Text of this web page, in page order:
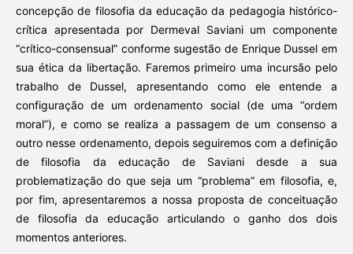
concepção de filosofia da educação da pedagogia histórico-
crítica apresentada por Dermeval Saviani um componente
“crítico-consensual” conforme sugestão de Enrique Dussel em
sua ética da libertação. Faremos primeiro uma incursão pelo
trabalho de Dussel, apresentando como ele entende a
configuração de um ordenamento social (de uma “ordem
moral”), e como se realiza a passagem de um consenso a
outro nesse ordenamento, depois seguiremos com a definição
de filosofia da educação de Saviani desde a sua
problematização do que seja um “problema” em filosofia, e,
por fim, apresentaremos a nossa proposta de conceituação
de filosofia da educação articulando o ganho dos dois
momentos anteriores.